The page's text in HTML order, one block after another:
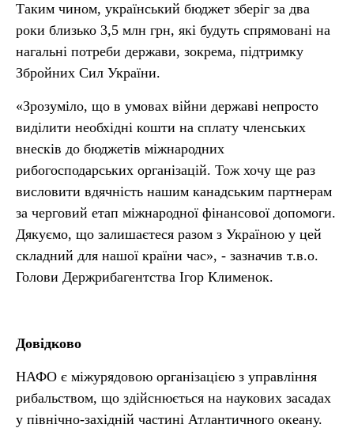
Таким чином, український бюджет зберіг за два
роки близько 3,5 млн грн, які будуть спрямовані на
нагальні потреби держави, зокрема, підтримку
Збройних Сил України.
«Зрозуміло, що в умовах війни державі непросто
виділити необхідні кошти на сплату членських
внесків до бюджетів міжнародних
рибогосподарських організацій. Тож хочу ще раз
висловити вдячність нашим канадським партнерам
за черговий етап міжнародної фінансової допомоги.
Дякуємо, що залишаєтеся разом з Україною у цей
складний для нашої країни час», - зазначив т.в.о.
Голови Держрибагентства Ігор Клименок.
Довідково
НАФО є міжурядовою організацією з управління
рибальством, що здійснюється на наукових засадах
у північно-західній частині Атлантичного океану.